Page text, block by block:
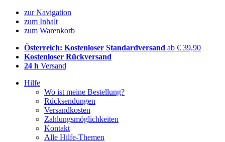
zur Navigation
zum Inhalt
zum Warenkorb
Österreich: Kostenloser Standardversand ab € 39,90
Kostenloser Rückversand
24 h Versand
Hilfe
Wo ist meine Bestellung?
Rücksendungen
Versandkosten
Zahlungsmöglichkeiten
Kontakt
Alle Hilfe-Themen